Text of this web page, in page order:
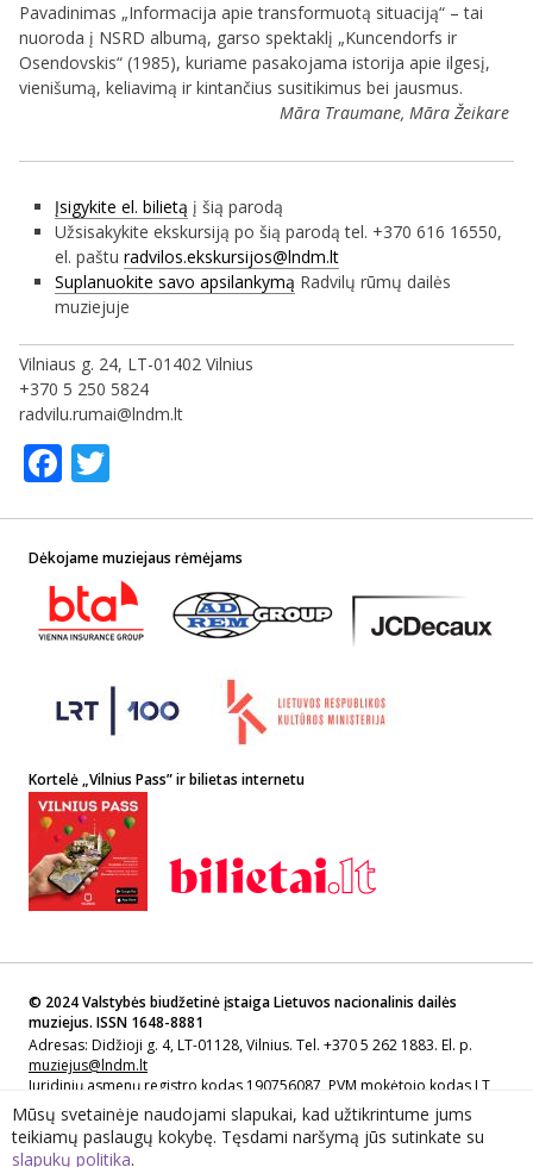
Pavadinimas „Informacija apie transformuotą situaciją“ – tai
nuoroda į NSRD albumą, garso spektaklį „Kuncendorfs ir
Osendovskis“ (1985), kuriame pasakojama istorija apie ilgesį,
vienišumą, keliavimą ir kintančius susitikimus bei jausmus.
Māra Traumane, Māra Žeikare
Įsigykite el. bilietą į šią parodą
Užsisakykite ekskursiją po šią parodą tel. +370 616 16550,
el. paštu radvilos.ekskursijos@lndm.lt
Suplanuokite savo apsilankymą Radvilų rūmų dailės
muziejuje
Vilniaus g. 24, LT-01402 Vilnius
+370 5 250 5824
radvilu.rumai@lndm.lt
Facebook
Dėkojame muziejaus rėmėjams
Kortelė „Vilnius Pass” ir bilietas internetu
© 2024 Valstybės biudžetinė įstaiga Lietuvos nacionalinis dailės
muziejus. ISSN 1648-8881
Adresas: Didžioji g. 4, LT-01128, Vilnius. Tel. +370 5 262 1883. El. p.
muziejus@lndm.lt
Juridinių asmenų registro kodas 190756087, PVM mokėtojo kodas LT
907560811
Sprendimas: Lietuvos nacionalinio dailės muziejaus filialas Lietuvos
Mūsų svetainėje naudojami slapukai, kad užtikrintume jums
teikiamų paslaugų kokybę. Tęsdami naršymą jūs sutinkate su
slapukų politika.